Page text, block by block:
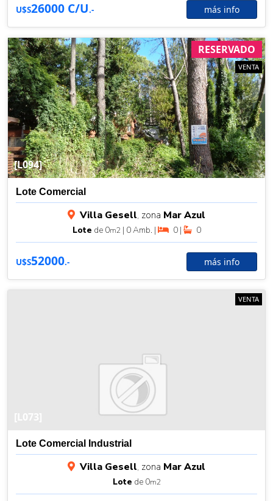
U$S26000 C/U.- más info
[L094]
RESERVADO
VENTA
Lote Comercial
Villa Gesell, zona Mar Azul
Lote de 0m2 | 0 Amb. | 0 | 0
U$S52000.- más info
VENTA
Lote Comercial Industrial
Villa Gesell, zona Mar Azul
Lote de 0m2